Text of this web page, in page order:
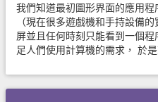
我們知道最初圖形界面的應用
（現在很多遊戲機和手持設備
屏並且任何時刻只能看到一個
足人們使用計算機的需求， 於